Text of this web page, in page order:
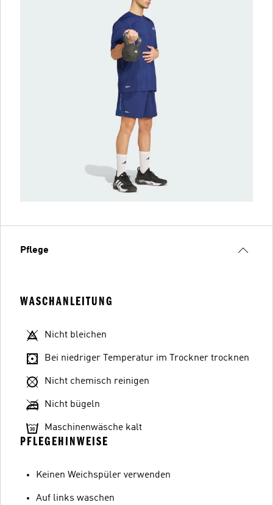
Pflege
WASCHANLEITUNG
Nicht bleichen
Bei niedriger Temperatur im Trockner trocknen
Nicht chemisch reinigen
Nicht bügeln
Maschinenwäsche kalt
PFLEGEHINWEISE
Keinen Weichspüler verwenden
Auf links waschen